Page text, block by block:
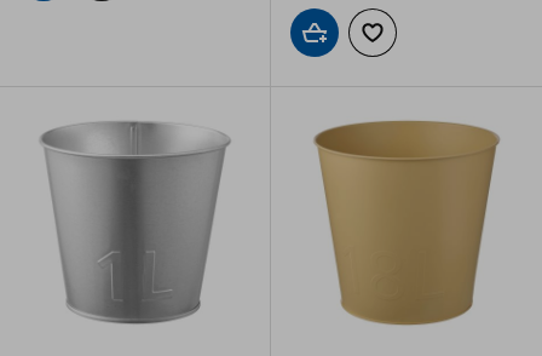
Προσθήκη στο καλάθι
Προσθήκη στα